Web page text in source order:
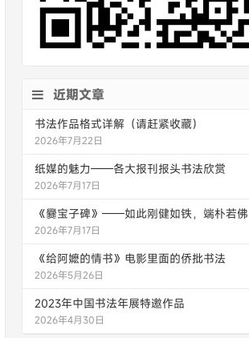
近期文章
书法作品格式详解（请赶紧收藏）
2026年7月22日
纸媒的魅力——各大报刊报头书法欣赏
2026年7月17日
《爨宝子碑》——如此刚健如铁，端朴若佛
2026年7月17日
《给阿嬷的情书》电影里面的侨批书法
2026年5月26日
2023年中国书法年展特邀作品
2026年4月30日